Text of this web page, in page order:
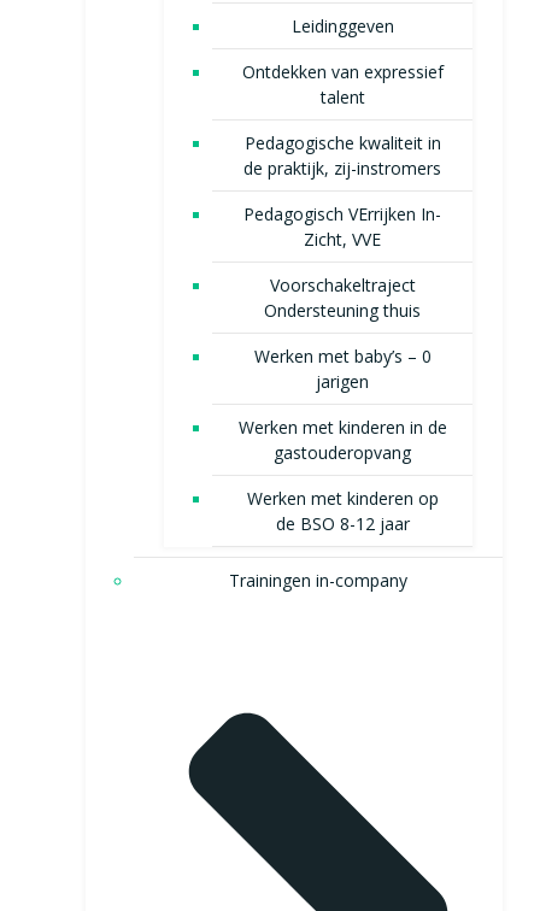
Leidinggeven
Ontdekken van expressief
talent
Pedagogische kwaliteit in
de praktijk, zij-instromers
Pedagogisch VErrijken In-
Zicht, VVE
Voorschakeltraject
Ondersteuning thuis
Werken met baby’s – 0
jarigen
Werken met kinderen in de
gastouderopvang
Werken met kinderen op
de BSO 8-12 jaar
Trainingen in-company